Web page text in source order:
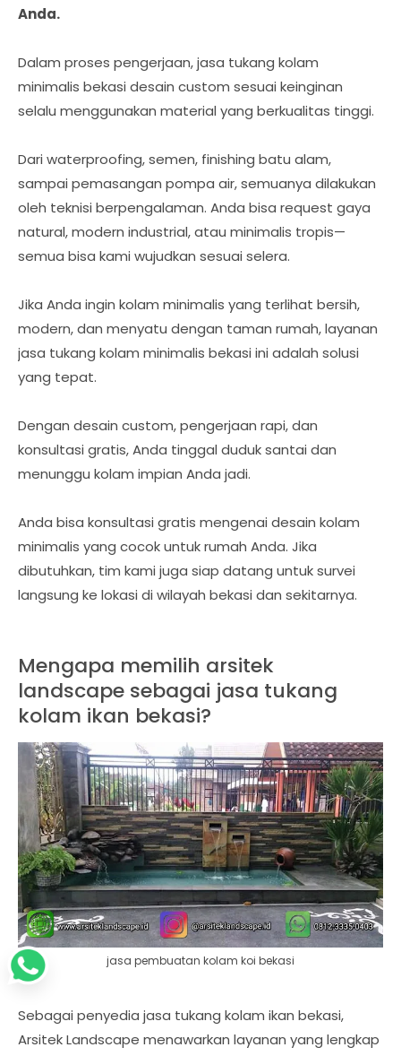
Anda.
Dalam proses pengerjaan, jasa tukang kolam
minimalis bekasi desain custom sesuai keinginan
selalu menggunakan material yang berkualitas tinggi.
Dari waterproofing, semen, finishing batu alam,
sampai pemasangan pompa air, semuanya dilakukan
oleh teknisi berpengalaman. Anda bisa request gaya
natural, modern industrial, atau minimalis tropis—
semua bisa kami wujudkan sesuai selera.
Jika Anda ingin kolam minimalis yang terlihat bersih,
modern, dan menyatu dengan taman rumah, layanan
jasa tukang kolam minimalis bekasi ini adalah solusi
yang tepat.
Dengan desain custom, pengerjaan rapi, dan
konsultasi gratis, Anda tinggal duduk santai dan
menunggu kolam impian Anda jadi.
Anda bisa konsultasi gratis mengenai desain kolam
minimalis yang cocok untuk rumah Anda. Jika
dibutuhkan, tim kami juga siap datang untuk survei
langsung ke lokasi di wilayah bekasi dan sekitarnya.
Mengapa memilih arsitek
landscape sebagai jasa tukang
kolam ikan bekasi?
jasa pembuatan kolam koi bekasi
Sebagai penyedia jasa tukang kolam ikan bekasi,
Arsitek Landscape menawarkan layanan yang lengkap